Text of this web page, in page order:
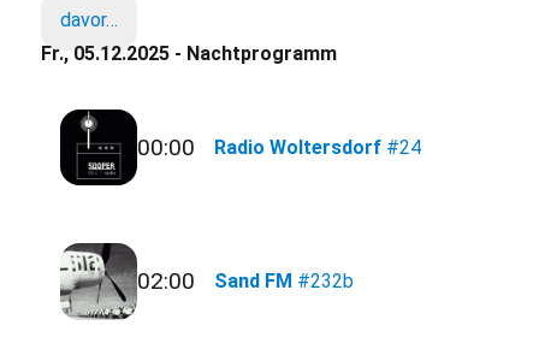
davor…
Fr., 05.12.2025 - Nachtprogramm
00:00 Radio Woltersdorf #24
02:00 Sand FM #232b